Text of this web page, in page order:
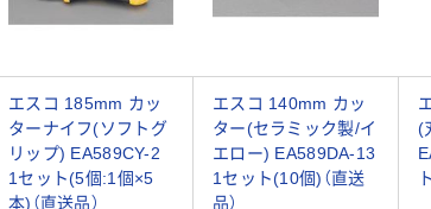
エスコ 185mm カッ
ターナイフ(ソフトグ
リップ) EA589CY-2
1セット(5個:1個×5
本)（直送品）
エスコ 140mm カッ
ター(セラミック製/イ
エロー) EA589DA-13
1セット(10個)（直送
品）
(